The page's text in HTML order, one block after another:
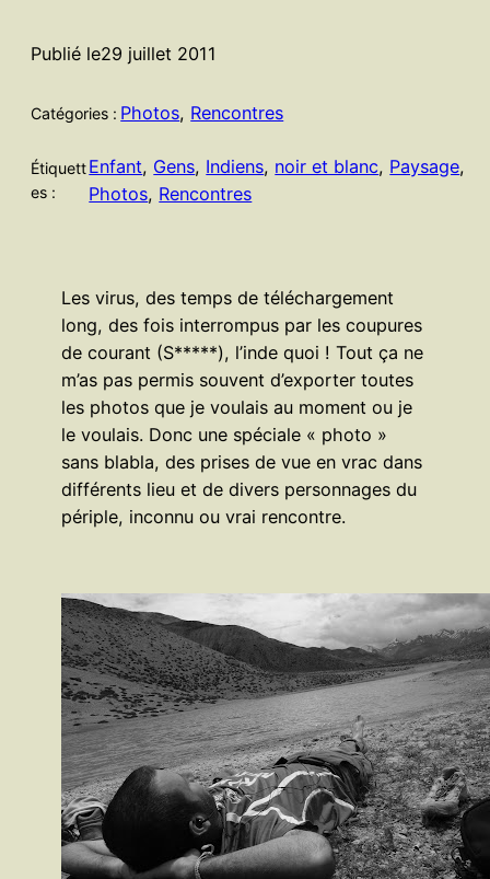
Publié le29 juillet 2011
Catégories : Photos, Rencontres
Étiquett
es :
Enfant, Gens, Indiens, noir et blanc, Paysage
Photos, Rencontres
Les virus, des temps de téléchargement
long, des fois interrompus par les coupures
de courant (S*****), l’inde quoi ! Tout ça ne
m’as pas permis souvent d’exporter toutes
les photos que je voulais au moment ou je
le voulais. Donc une spéciale « photo »
sans blabla, des prises de vue en vrac dans
différents lieu et de divers personnages du
périple, inconnu ou vrai rencontre.